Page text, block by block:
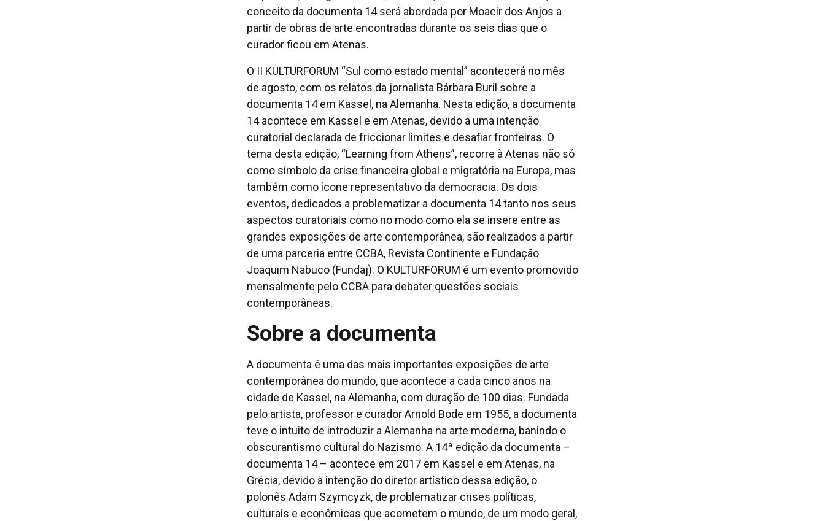
conceito da documenta 14 será abordada por Moacir dos Anjos a
partir de obras de arte encontradas durante os seis dias que o
curador ficou em Atenas.
O II KULTURFORUM “Sul como estado mental” acontecerá no mês
de agosto, com os relatos da jornalista Bárbara Buril sobre a
documenta 14 em Kassel, na Alemanha. Nesta edição, a documenta
14 acontece em Kassel e em Atenas, devido a uma intenção
curatorial declarada de friccionar limites e desafiar fronteiras. O
tema desta edição, “Learning from Athens”, recorre à Atenas não só
como símbolo da crise financeira global e migratória na Europa, mas
também como ícone representativo da democracia. Os dois
eventos, dedicados a problematizar a documenta 14 tanto nos seus
aspectos curatoriais como no modo como ela se insere entre as
grandes exposições de arte contemporânea, são realizados a partir
de uma parceria entre CCBA, Revista Continente e Fundação
Joaquim Nabuco (Fundaj). O KULTURFORUM é um evento promovido
mensalmente pelo CCBA para debater questões sociais
contemporâneas.
Sobre a documenta
A documenta é uma das mais importantes exposições de arte
contemporânea do mundo, que acontece a cada cinco anos na
cidade de Kassel, na Alemanha, com duração de 100 dias. Fundada
pelo artista, professor e curador Arnold Bode em 1955, a documenta
teve o intuito de introduzir a Alemanha na arte moderna, banindo o
obscurantismo cultural do Nazismo. A 14ª edição da documenta –
documenta 14 – acontece em 2017 em Kassel e em Atenas, na
Grécia, devido à intenção do diretor artístico dessa edição, o
polonês Adam Szymcyzk, de problematizar crises políticas,
culturais e econômicas que acometem o mundo, de um modo geral,